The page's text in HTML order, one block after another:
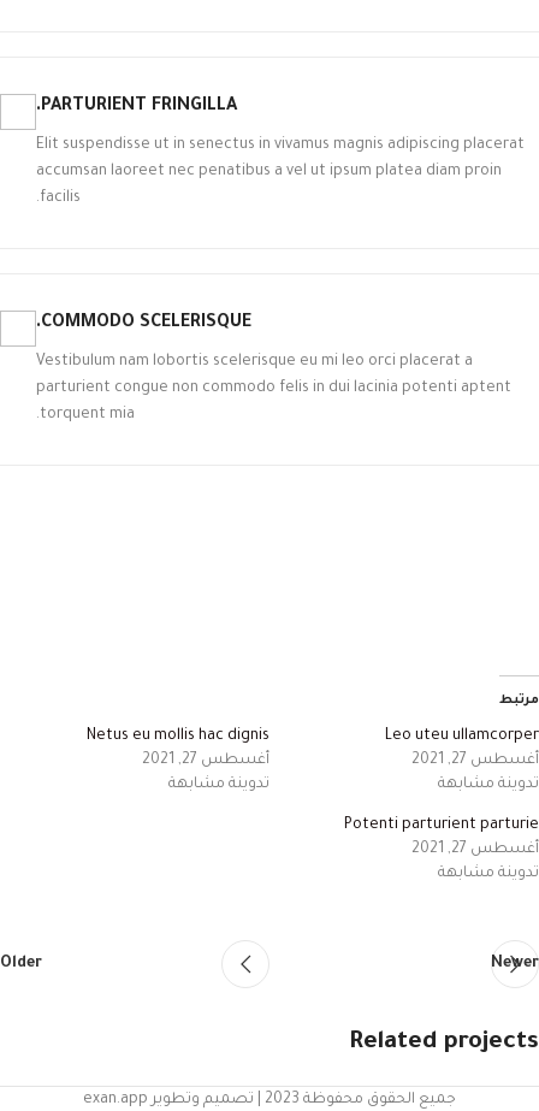
PARTURIENT FRINGILLA.
Elit suspendisse ut in senectus in vivamus magnis adipiscing placerat
accumsan laoreet nec penatibus a vel ut ipsum platea diam proin
facilis.
COMMODO SCELERISQUE.
Vestibulum nam lobortis scelerisque eu mi leo orci placerat a
parturient congue non commodo felis in dui lacinia potenti aptent
torquent mia.
مرتبط
Leo uteu ullamcorper
أغسطس 27, 2021
تدوينة مشابهة
Netus eu mollis hac dignis
أغسطس 27, 2021
تدوينة مشابهة
Potenti parturient parturie
أغسطس 27, 2021
تدوينة مشابهة
Newer
Older
Related projects
جميع الحقوق محفوظة 2023 | تصميم وتطوير exan.app